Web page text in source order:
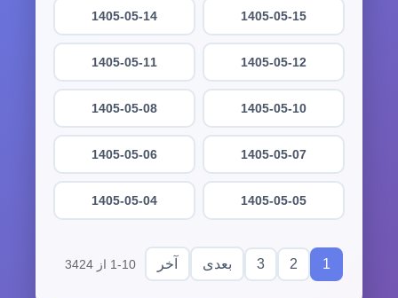
1405-05-15
1405-05-14
1405-05-12
1405-05-11
1405-05-10
1405-05-08
1405-05-07
1405-05-06
1405-05-05
1405-05-04
1
2
3 بعدی آخر 1-10 از 3424